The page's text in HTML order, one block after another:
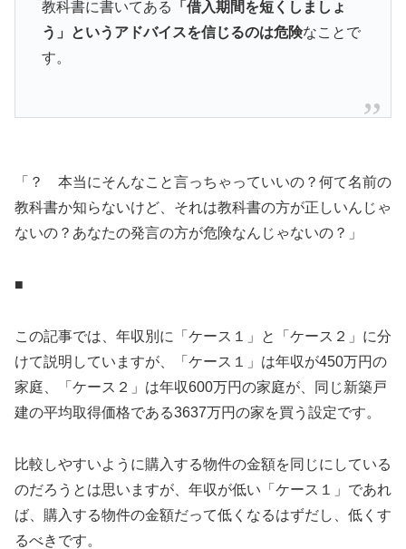
教科書に書いてある
「借入期間を短くしましょ
う」というアドバイスを信じるのは危険なことで
す。
「？ 本当にそんなこと言っちゃっていいの？何て名前の
教科書か知らないけど、それは教科書の方が正しいんじゃ
ないの？あなたの発言の方が危険なんじゃないの？」
■
この記事では、年収別に「ケース１」と「ケース２」に分
けて説明していますが、「ケース１」は年収が450万円の
家庭、「ケース２」は年収600万円の家庭が、同じ新築戸
建の平均取得価格である3637万円の家を買う設定です。
比較しやすいように購入する物件の金額を同じにしている
のだろうとは思いますが、年収が低い「ケース１」であれ
ば、購入する物件の金額だって低くなるはずだし、低くす
るべきです。